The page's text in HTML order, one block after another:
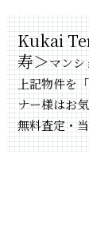
Kukai
寿＞マンシ
上記物件を
ナー様はお
無料査定・